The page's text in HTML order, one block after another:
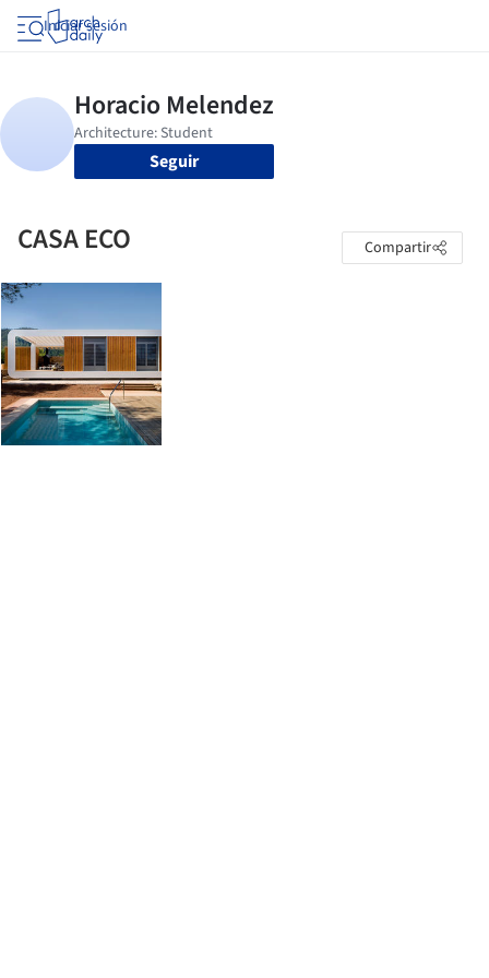
Iniciar sesión
Seguir
CASA ECO Compartir